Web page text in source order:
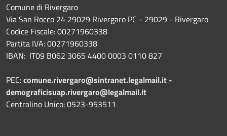
Comune di Rivergaro
Via San Rocco 24 29029 Rivergaro PC - 29029 - Rivergaro
Codice Fiscale: 00271960338
Partita IVA: 00271960338
IBAN: IT09 B062 3065 4400 0003 0110 827
PEC:comune.rivergaro@sintranet.legalmail.it -
demograficisuap.rivergaro@legalmail.it
Centralino Unico: 0523-953511